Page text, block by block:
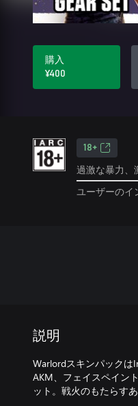
購入
¥400
18+
過激な暴力、
ユーザーのイ
説明
Warlordスキンパックは
AKM、フェイスペイン
ット。戦火のもたらす